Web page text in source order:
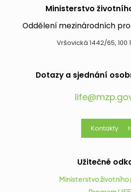
Ministerstvo
Oddělení mezinárodních
Vršovická 1442/65, 100
Dotazy a sjednání
Kontakty
Užitečné
Ministerstvo